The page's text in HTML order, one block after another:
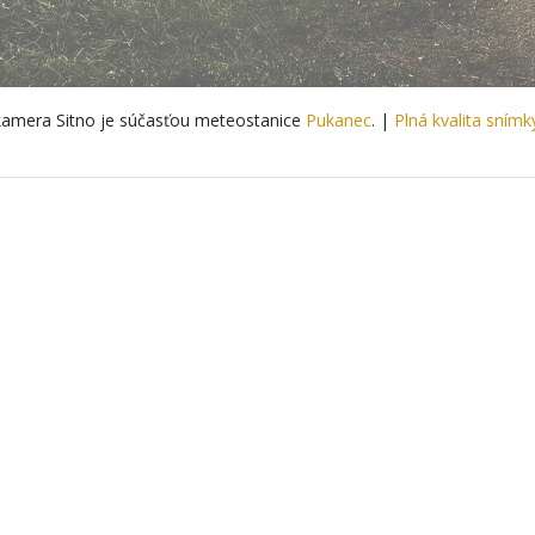
Sitno je súčasťou meteostanice Pukanec. | Plná kvalita